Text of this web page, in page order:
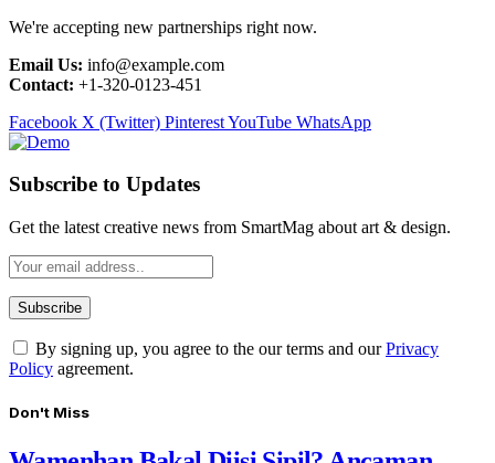
We're accepting new partnerships right now.
Email Us: info@example.com
Contact: +1-320-0123-451
Facebook X (Twitter) PinterestYouTube WhatsApp
Subscribe to Updates
Get the latest creative news from SmartMag about art & design.
By signing up, you agree to the our terms and ourPrivacy
Policy agreement.
Don't Miss